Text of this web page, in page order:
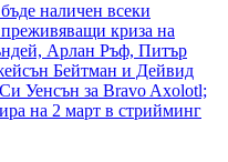
наличен всеки
криза на
Арлан Ръф, Питър
Бейтман и Дейвид
Уенсън за Bravo Axolotl;
на 2 март в стрийминг